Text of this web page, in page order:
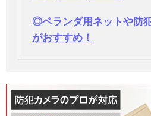
◎ベランダ用ネットや防
がおすすめ！